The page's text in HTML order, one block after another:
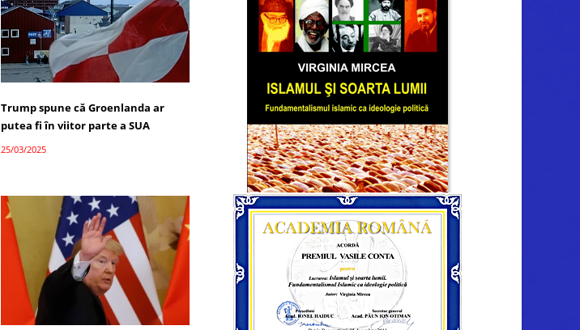
Trump spune că Groenlanda ar
putea fi în viitor parte a SUA
25/03/2025